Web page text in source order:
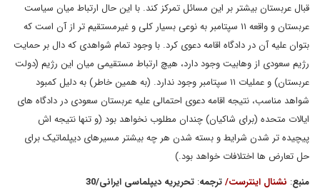
قبال عربستان بیشتر بر این مسائل تمرکز کند. با این حال ارتباط میان سیاست
عربستان و واقعه ۱۱ سپتامبر به نوعی بسیار کلی و غیرمستقیم تر از آن است که
بتوان علیه آن در دادگاه اقامه دعوی کرد. با وجود تمام شواهدی که دال بر حمایت
رژیم سعودی از وهابیت وجود دارد، هیچ ارتباط مستقیمی میان این رژیم (دولت
عربستان) و عملیات ۱۱ سپتامبر وجود ندارد. (به همین خاطر) به دلیل کمبود
شواهد مناسب، نتیجه اقامه دعوی احتمالی علیه عربستان سعودی در دادگاه های
ایالات متحده (برای شاکیان) چندان مطلوب نخواهد بود (و تنها نتیجه اش
پیچیده تر شدن شرایط و بسته شدن هر چه بیشتر مسیرهای دیپلماتیک برای
حل تعارض ها اختلافات خواهد بود.)
منبع: نشنال اینترست/ترجمه: تحریریه دیپلماسی ایرانی/
30